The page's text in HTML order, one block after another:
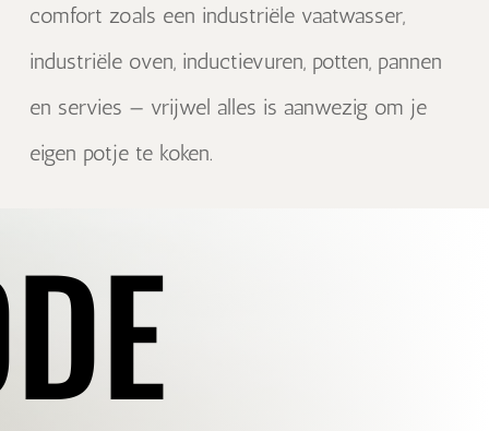
comfort zoals een industriële vaatwasser,
industriële oven, inductievuren, potten, pannen
en servies — vrijwel alles is aanwezig om je
eigen potje te koken.